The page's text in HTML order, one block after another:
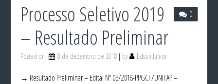
0
Processo Seletivo 2019
– Resultado Preliminar
Posted on 8 de dezembro de 2018 by Edson Junior
→ Resultado Preliminar – Edital Nº 03/2018-PPGCF/UNIFAP –